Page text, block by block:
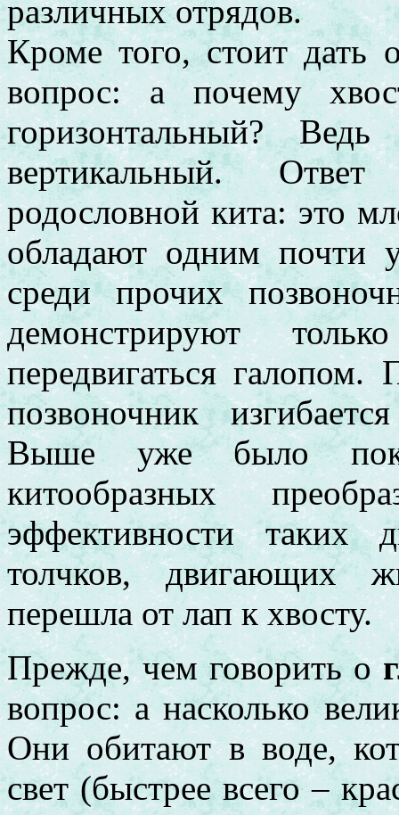
различных отрядов.
Кроме того, стоит дать
вопрос: а почему
горизонтальный?
вертикальный.
родословной кита: это
обладают одним почти
среди прочих
демонстрируют
передвигаться
позвоночник
Выше уже было
китообразных
эффективности таких
толчков, двигающих
перешла от лап к хвосту.
Прежде, чем говорить о
вопрос: а насколько
Они обитают в воде,
свет (быстрее всего –